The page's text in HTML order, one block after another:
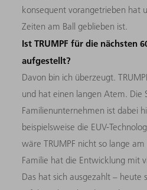
konsequent vorangetrieben hat
Zeiten am Ball geblieben ist.
Ist TRUMPF für die nächsten
aufgestellt?
Davon bin ich überzeugt.
und hat einen langen Atem. Die
Familienunternehmen ist dabei
beispielsweise die EUV-
wäre TRUMPF nicht so lange
Familie hat die Entwicklung mit
Das hat sich ausgezahlt – heute